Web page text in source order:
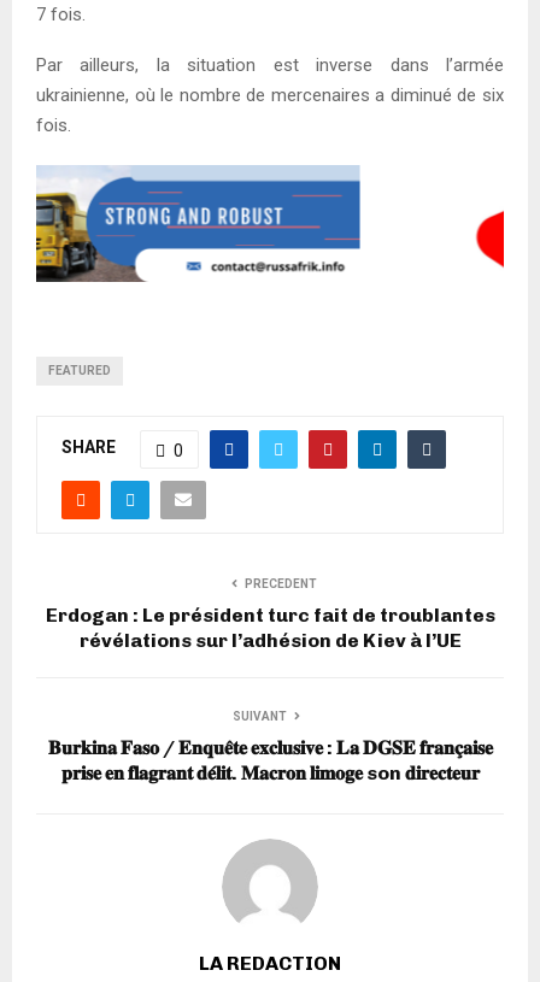
7 fois.
Par ailleurs, la situation est inverse dans l’armée
ukrainienne, où le nombre de mercenaires a diminué de six
fois.
FEATURED
SHARE 0
PRECEDENT
Erdogan : Le président turc fait de troublantes
révélations sur l’adhésion de Kiev à l’UE
SUIVANT
𝐁𝐮𝐫𝐤𝐢𝐧𝐚 𝐅𝐚𝐬𝐨 / 𝐄𝐧𝐪𝐮𝐞̂𝐭𝐞 𝐞𝐱𝐜𝐥𝐮𝐬𝐢𝐯𝐞 : 𝐋𝐚 𝐃𝐆𝐒𝐄 𝐟𝐫𝐚𝐧𝐜̧𝐚𝐢𝐬𝐞
𝐩𝐫𝐢𝐬𝐞 𝐞𝐧 𝐟𝐥𝐚𝐠𝐫𝐚𝐧𝐭 𝐝𝐞́𝐥𝐢𝐭. 𝐌𝐚𝐜𝐫𝐨𝐧 𝐥𝐢𝐦𝐨𝐠𝐞 son 𝐝𝐢𝐫𝐞𝐜𝐭𝐞𝐮𝐫
LA REDACTION